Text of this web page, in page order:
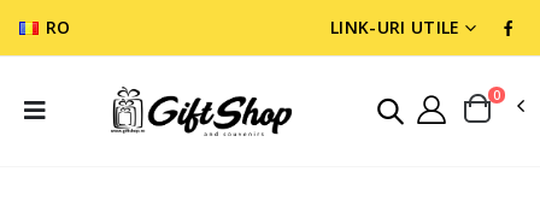
RO LINK-URI UTILE
0